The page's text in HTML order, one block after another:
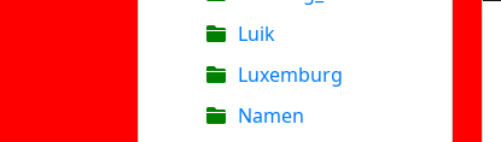
Luik
Luxemburg
Namen